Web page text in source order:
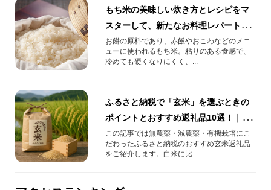
もち米の美味しい炊き方とレシピをマ
スターして、新たなお料理レパートリ
ーを増やしませんか？
お餅の原料であり、赤飯やおこわなどのメニ
ューに使われるもち米。粘りのある食感で、
冷めても硬くなりにくく、...
ふるさと納税で「玄米」を選ぶときの
ポイントとおすすめ返礼品10選！｜
JRE MALLふるさと納税
この記事では無農薬・減農薬・有機栽培にこ
だわったふるさと納税のおすすめ玄米返礼品
をご紹介します。白米に比...